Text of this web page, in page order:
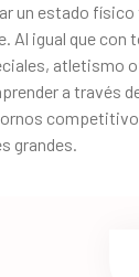
un estado
Al igual que con
atletismo
a través
grandes.